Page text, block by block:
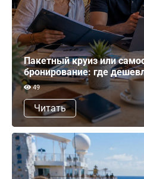
Пакетный круиз или
бронирование: где
49
Читать